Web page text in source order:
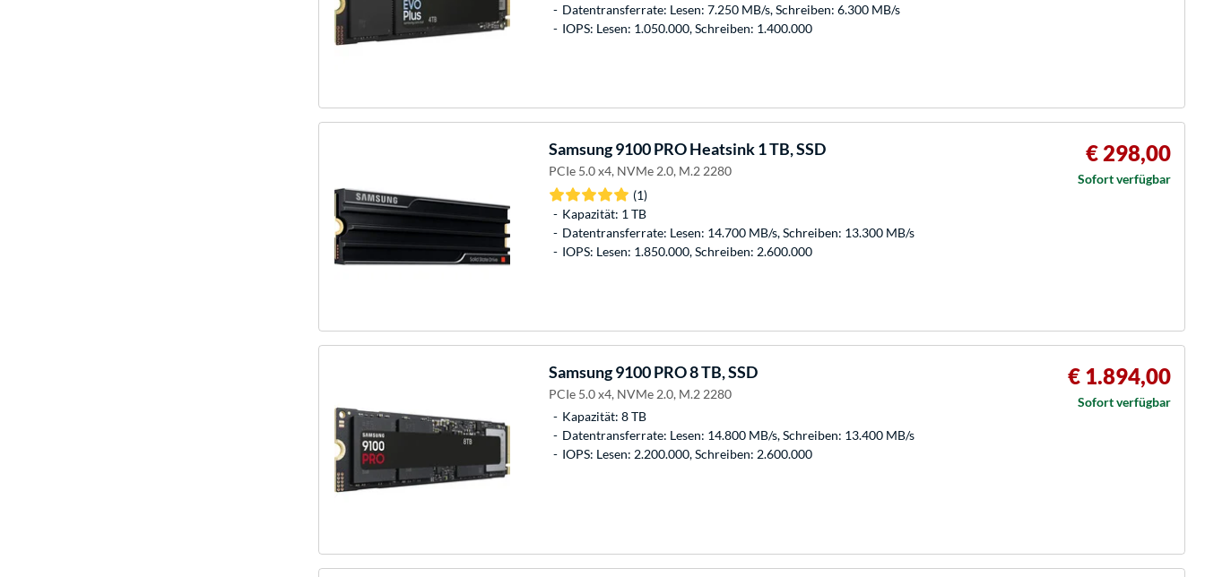
Datentransferrate: Lesen: 7.250 MB/s, Schreiben: 6.300 MB/s
IOPS: Lesen: 1.050.000, Schreiben: 1.400.000
Samsung9100 PRO Heatsink 1 TB, SSD
PCIe 5.0 x4, NVMe 2.0, M.2 2280
(1)
Kapazität: 1 TB
Datentransferrate: Lesen: 14.700 MB/s, Schreiben: 13.300 MB/s
IOPS: Lesen: 1.850.000, Schreiben: 2.600.000
€ 298,00
Sofort verfügbar
Samsung9100 PRO 8 TB, SSD
PCIe 5.0 x4, NVMe 2.0, M.2 2280
Kapazität: 8 TB
Datentransferrate: Lesen: 14.800 MB/s, Schreiben: 13.400 MB/s
IOPS: Lesen: 2.200.000, Schreiben: 2.600.000
€ 1.894,00
Sofort verfügbar